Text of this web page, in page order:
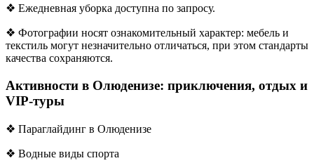
❖ Ежедневная уборка доступна по запросу.
❖ Фотографии носят ознакомительный характер: мебель и
текстиль могут незначительно отличаться, при этом стандарты
качества сохраняются.
Активности в Олюденизе: приключения, отдых и
VIP-туры
❖ Параглайдинг в Олюденизе
❖ Водные виды спорта